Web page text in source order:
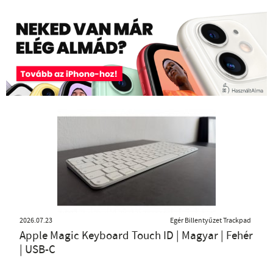
2026.07.23 Egér Billentyűzet Trackpad
Apple Magic Keyboard Touch ID | Magyar | Fehér
| USB-C